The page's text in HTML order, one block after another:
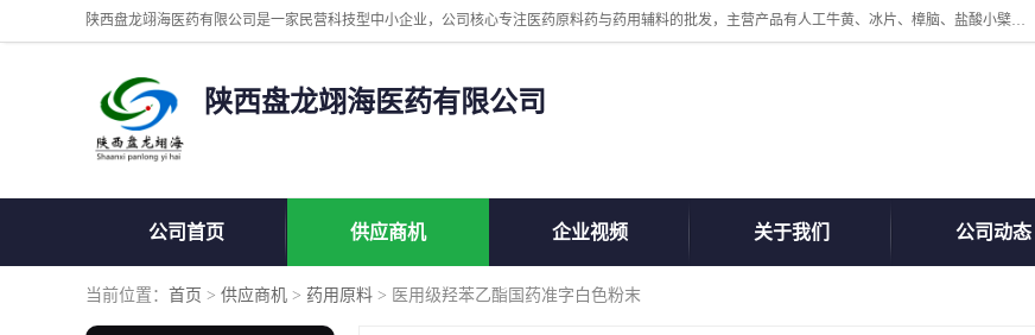
陕西盘龙翊海医药有限公司是一家民营科技型中小企业，公司核心专注医药原料药与药用辅料的批发，主营产品有人工牛黄、冰片、樟脑、盐酸小檗碱、氢氧化铝、枸橼酸喷托维林、甲硝唑、维生素B、维生素C、维生素E、克霉唑、利巴韦林、氯化铵等。
陕西盘龙翊海医药有限公司
公司首页 供应商机 企业视频 关于我们 公司动态
当前位置： 首页 > 供应商机 > 药用原料 > 医用级羟苯乙酯国药准字白色粉末